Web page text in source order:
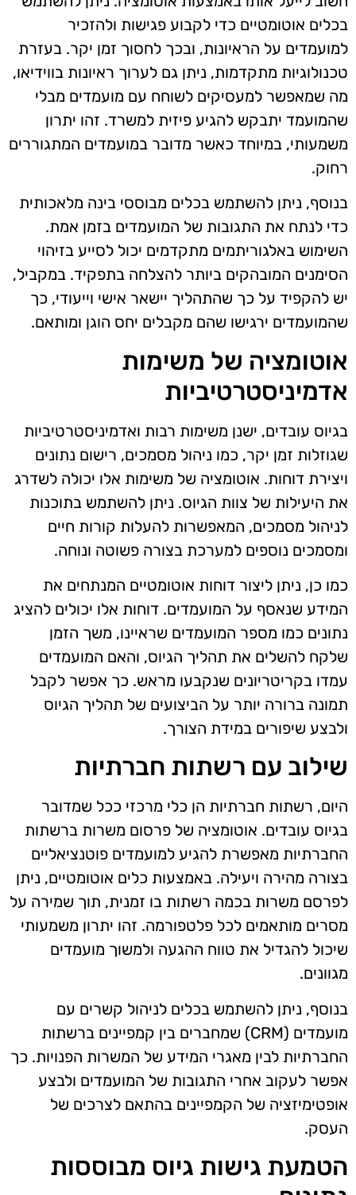
בכלים אוטומטיים כדי לקבוע פגישות ולהזכיר
למועמדים על הראיונות, ובכך לחסוך זמן יקר. בעזרת
טכנולוגיות מתקדמות, ניתן גם לערוך ראיונות בווידיאו,
מה שמאפשר למעסיקים לשוחח עם מועמדים מבלי
שהמועמד יתבקש להגיע פיזית למשרד. זהו יתרון
משמעותי, במיוחד כאשר מדובר במועמדים המתגוררים
רחוק.
בנוסף, ניתן להשתמש בכלים מבוססי בינה מלאכותית
כדי לנתח את התגובות של המועמדים בזמן אמת.
השימוש באלגוריתמים מתקדמים יכול לסייע בזיהוי
הסימנים המובהקים ביותר להצלחה בתפקיד. במקביל,
יש להקפיד על כך שהתהליך יישאר אישי וייעודי, כך
שהמועמדים ירגישו שהם מקבלים יחס הוגן ומותאם.
אוטומציה של משימות
אדמיניסטרטיביות
בגיוס עובדים, ישנן משימות רבות ואדמיניסטרטיביות
שגוזלות זמן יקר, כמו ניהול מסמכים, רישום נתונים
ויצירת דוחות. אוטומציה של משימות אלו יכולה לשדרג
את היעילות של צוות הגיוס. ניתן להשתמש בתוכנות
לניהול מסמכים, המאפשרות להעלות קורות חיים
ומסמכים נוספים למערכת בצורה פשוטה ונוחה.
כמו כן, ניתן ליצור דוחות אוטומטיים המנתחים את
המידע שנאסף על המועמדים. דוחות אלו יכולים להציג
נתונים כמו מספר המועמדים שראיינו, משך הזמן
שלקח להשלים את תהליך הגיוס, והאם המועמדים
עמדו בקריטריונים שנקבעו מראש. כך אפשר לקבל
תמונה ברורה יותר על הביצועים של תהליך הגיוס
ולבצע שיפורים במידת הצורך.
שילוב עם רשתות חברתיות
היום, רשתות חברתיות הן כלי מרכזי ככל שמדובר
בגיוס עובדים. אוטומציה של פרסום משרות ברשתות
החברתיות מאפשרת להגיע למועמדים פוטנציאליים
בצורה מהירה ויעילה. באמצעות כלים אוטומטיים, ניתן
לפרסם משרות בכמה רשתות בו זמנית, תוך שמירה על
מסרים מותאמים לכל פלטפורמה. זהו יתרון משמעותי
שיכול להגדיל את טווח ההגעה ולמשוך מועמדים
מגוונים.
בנוסף, ניתן להשתמש בכלים לניהול קשרים עם
מועמדים (CRM) שמחברים בין קמפיינים ברשתות
החברתיות לבין מאגרי המידע של המשרות הפנויות. כך
אפשר לעקוב אחרי התגובות של המועמדים ולבצע
אופטימיזציה של הקמפיינים בהתאם לצרכים של
העסק.
הטמעת גישות גיוס מבוססות